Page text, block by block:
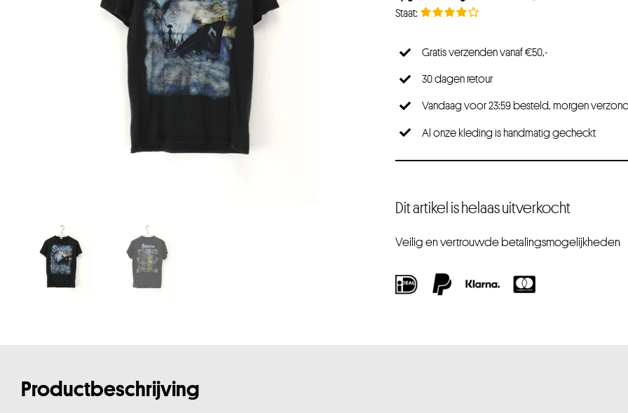
Gratis verzenden vanaf €50,-
30 dagen retour
Vandaag voor 23:59 besteld, morgen
Al onze kleding is handmatig gecheckt
Dit artikel is helaas uitverkocht
Veilig en vertrouwde betalingsmogelijkheden
Productbeschrijving